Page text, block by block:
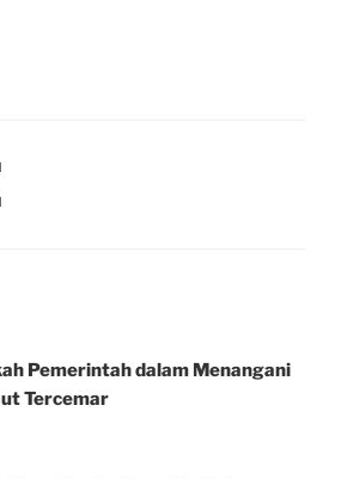
Pemerintah dalam Menangani
Tercemar